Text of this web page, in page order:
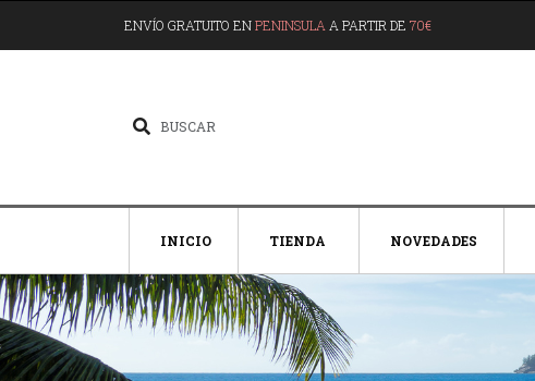
ENVÍO GRATUITO ENPENINSULA A PARTIR DE 70€
INICIO TIENDA NOVEDADES